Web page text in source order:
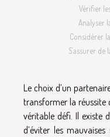
Vérifier
Analyser
Considérer
S’assurer
Le choix d’un
transformer la réussite
véritable défi. Il existe
d’éviter les